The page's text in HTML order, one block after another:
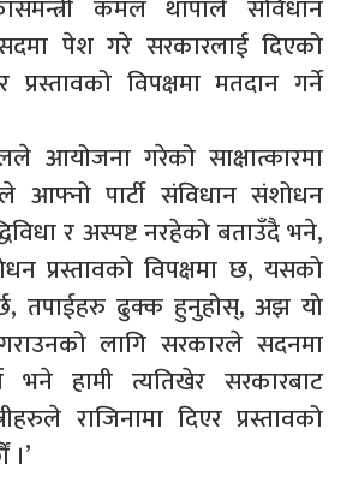
कमल थापाले संविधान
पेश गरे सरकारलाई दिएको
प्रस्तावको विपक्षमा मतदान गर्ने
आयोजना गरेको साक्षात्कारमा
आफ्नो पार्टी संविधान संशोधन
र अस्पष्ट नरहेको बताउँदै भने,
प्रस्तावको विपक्षमा छ, यसको
तपाईहरु ढुक्क हुनुहोस्, अझ यो
गराउनको लागि सरकारले सदनमा
भने हामी त्यतिखेर सरकारबाट
राजिनामा दिएर प्रस्तावको
।’